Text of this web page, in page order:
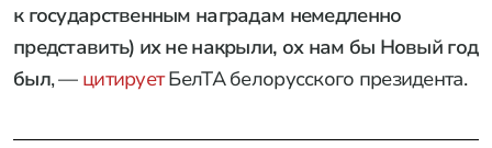
к государственным наградам немедленно
представить) их не накрыли, ох нам бы Новый год
был, — цитируетБелТА белорусского президента.